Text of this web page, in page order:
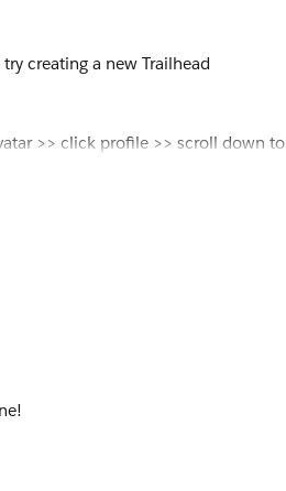
creating a new Trailhead
>> click profile >> scroll down to